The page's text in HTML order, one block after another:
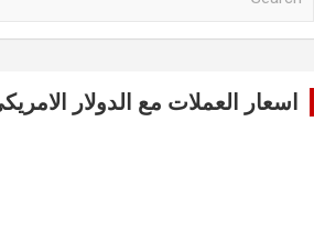
اسعار العملات مع الدولار